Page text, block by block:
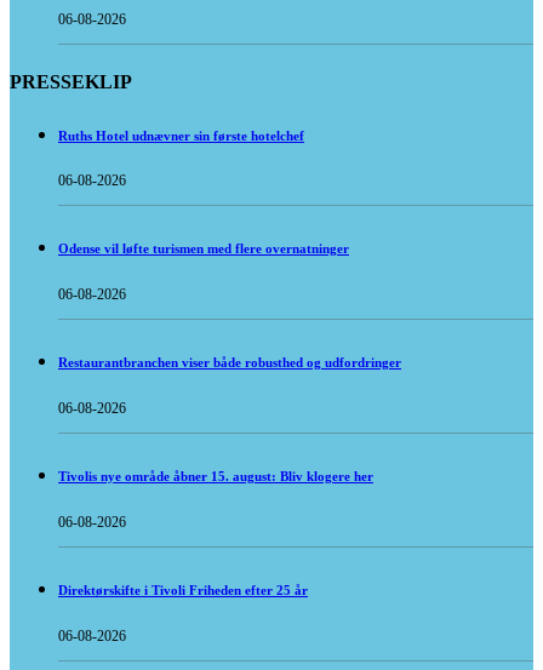
06-08-2026
PRESSEKLIP
Ruths Hotel udnævner sin første hotelchef
06-08-2026
Odense vil løfte turismen med flere overnatninger
06-08-2026
Restaurantbranchen viser både robusthed og udfordringer
06-08-2026
Tivolis nye område åbner 15. august: Bliv klogere her
06-08-2026
Direktørskifte i Tivoli Friheden efter 25 år
06-08-2026